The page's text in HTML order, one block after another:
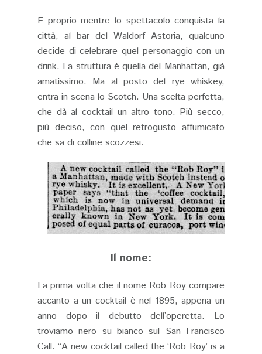
E proprio mentre lo spettacolo conquista la
città, al bar del Waldorf Astoria, qualcuno
decide di celebrare quel personaggio con un
drink. La struttura è quella del Manhattan, già
amatissimo. Ma al posto del rye whiskey,
entra in scena lo Scotch. Una scelta perfetta,
che dà al cocktail un altro tono. Più secco,
più deciso, con quel retrogusto affumicato
che sa di colline scozzesi.
Il nome:
La prima volta che il nome Rob Roy compare
accanto a un cocktail è nel 1895, appena un
anno dopo il debutto dell’operetta. Lo
troviamo nero su bianco sul San Francisco
Call: “A new cocktail called the ‘Rob Roy’ is a